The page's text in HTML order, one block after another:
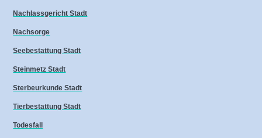
Nachlassgericht Stadt
Nachsorge
Seebestattung Stadt
Steinmetz Stadt
Sterbeurkunde Stadt
Tierbestattung Stadt
Todesfall